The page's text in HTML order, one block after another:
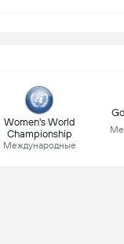
Women's World
Championship
Международные